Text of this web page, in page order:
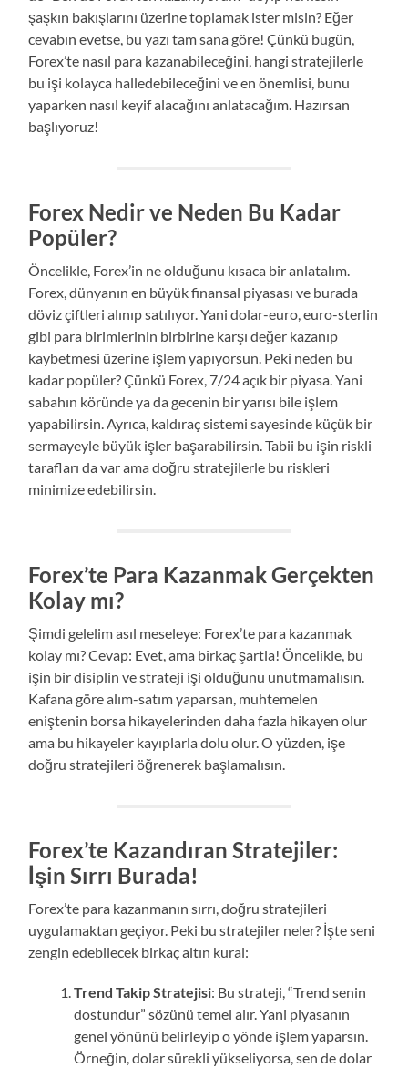
şaşkın bakışlarını üzerine toplamak ister misin? Eğer
cevabın evetse, bu yazı tam sana göre! Çünkü bugün,
Forex’te nasıl para kazanabileceğini, hangi stratejilerle
bu işi kolayca halledebileceğini ve en önemlisi, bunu
yaparken nasıl keyif alacağını anlatacağım. Hazırsan
başlıyoruz!
Forex Nedir ve Neden Bu Kadar
Popüler?
Öncelikle, Forex’in ne olduğunu kısaca bir anlatalım.
Forex, dünyanın en büyük finansal piyasası ve burada
döviz çiftleri alınıp satılıyor. Yani dolar-euro, euro-sterlin
gibi para birimlerinin birbirine karşı değer kazanıp
kaybetmesi üzerine işlem yapıyorsun. Peki neden bu
kadar popüler? Çünkü Forex, 7/24 açık bir piyasa. Yani
sabahın köründe ya da gecenin bir yarısı bile işlem
yapabilirsin. Ayrıca, kaldıraç sistemi sayesinde küçük bir
sermayeyle büyük işler başarabilirsin. Tabii bu işin riskli
tarafları da var ama doğru stratejilerle bu riskleri
minimize edebilirsin.
Forex’te Para Kazanmak Gerçekten
Kolay mı?
Şimdi gelelim asıl meseleye: Forex’te para kazanmak
kolay mı? Cevap: Evet, ama birkaç şartla! Öncelikle, bu
işin bir disiplin ve strateji işi olduğunu unutmamalısın.
Kafana göre alım-satım yaparsan, muhtemelen
eniştenin borsa hikayelerinden daha fazla hikayen olur
ama bu hikayeler kayıplarla dolu olur. O yüzden, işe
doğru stratejileri öğrenerek başlamalısın.
Forex’te Kazandıran Stratejiler:
İşin Sırrı Burada!
Forex’te para kazanmanın sırrı, doğru stratejileri
uygulamaktan geçiyor. Peki bu stratejiler neler? İşte seni
zengin edebilecek birkaç altın kural:
Trend Takip Stratejisi: Bu strateji, “Trend senin
dostundur” sözünü temel alır. Yani piyasanın
genel yönünü belirleyip o yönde işlem yaparsın.
Örneğin, dolar sürekli yükseliyorsa, sen de dolar